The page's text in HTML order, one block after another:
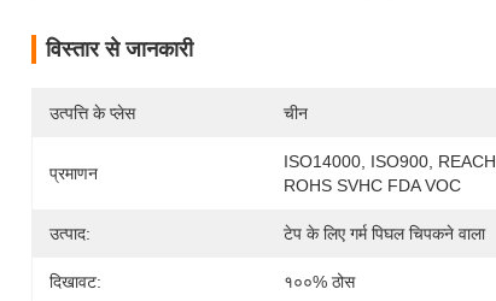
विस्तार से जानकारी
उत्पत्ति के प्लेस चीन
प्रमाणन
ISO14000, ISO900, REACH,
ROHS SVHC FDA VOC
उत्पाद: टेप के लिए गर्म पिघल चिपकने वाला
दिखावट: १००% ठोस